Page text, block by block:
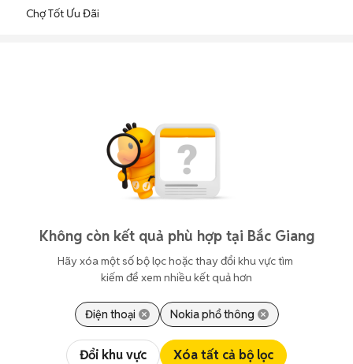
Chợ Tốt Ưu Đãi
Không còn kết quả phù hợp tại Bắc Giang
Hãy xóa một số bộ lọc hoặc thay đổi khu vực tìm
kiếm để xem nhiều kết quả hơn
Điện thoại Nokia phổ thông
Đổi khu vực Xóa tất cả bộ lọc